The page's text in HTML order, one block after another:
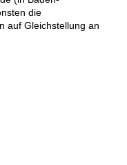
die
auf Gleichstellung an